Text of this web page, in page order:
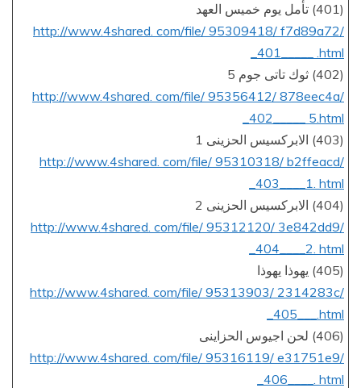
(401) تأمل يوم خميس العهد
http://www.4shared. com/file/ 95309418/ f7d89a72/
_401_____ .html
(402) ثوك تاتى جوم 5
http://www.4shared. com/file/ 95356412/ 878eec4a/
_402_____ 5.html
(403) الابركسيس الحزينى 1
http://www.4shared. com/file/ 95310318/ b2ffeacd/
_403____1. html
(404) الابركسيس الحزينى 2
http://www.4shared. com/file/ 95312120/ 3e842dd9/
_404____2. html
(405) يهوذا يهوذا
http://www.4shared. com/file/ 95313903/ 2314283c/
_405___.html
(406) لحن اجيوس الحزاينى
http://www.4shared. com/file/ 95316119/ e31751e9/
_406____. html